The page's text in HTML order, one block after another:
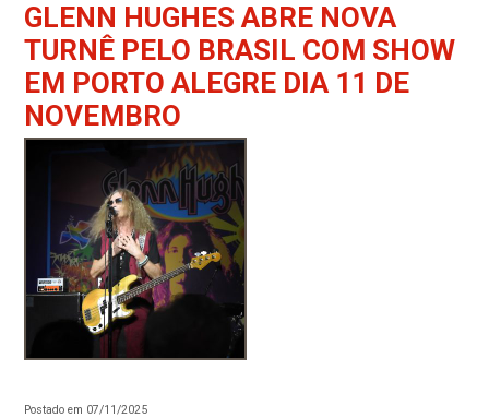
GLENN HUGHES ABRE NOVA
TURNÊ PELO BRASIL COM SHOW
EM PORTO ALEGRE DIA 11 DE
NOVEMBRO
Postado em 07/11/2025